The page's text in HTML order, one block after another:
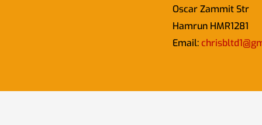
Oscar Zammit Str
Hamrun HMR1281
Email: